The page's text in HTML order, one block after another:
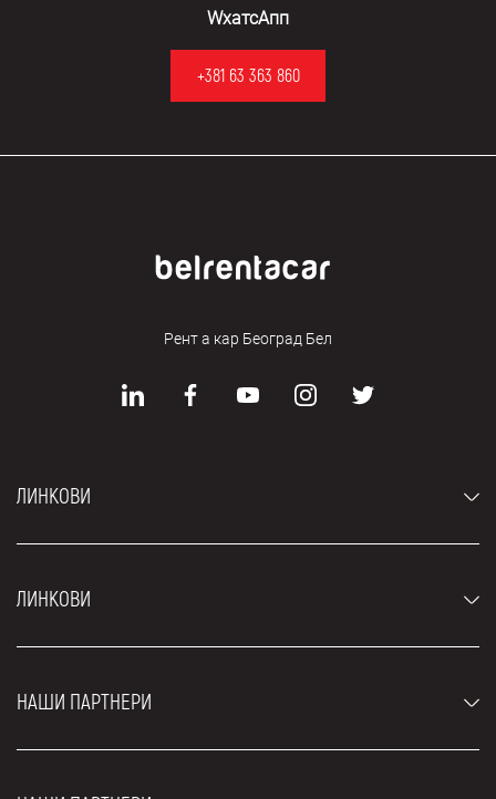
WхатсАпп
+381 63 363 860
Рент а кар Београд Бел
ЛИНКОВИ
Луксузни аутомобили
ЛИНКОВИ
Блог
НАШИ ПАРТНЕРИ